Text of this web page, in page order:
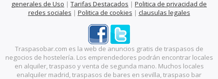
generales de Uso | Tarifas Destacados | Politica de privacidad de
redes sociales | Politica de cookies | clausulas legales
Traspasobar.com es la web de anuncios gratis de traspasos de
negocios de hostelería. Los emprendedores podrán encontrar locales
en alquiler, traspaso y venta de segunda mano. Muchos locales
enalquiler madrid, traspasos de bares en sevilla, traspaso bar